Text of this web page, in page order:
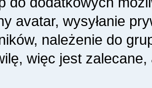
avatar, wysyłanie
należenie do
więc jest zalecane,